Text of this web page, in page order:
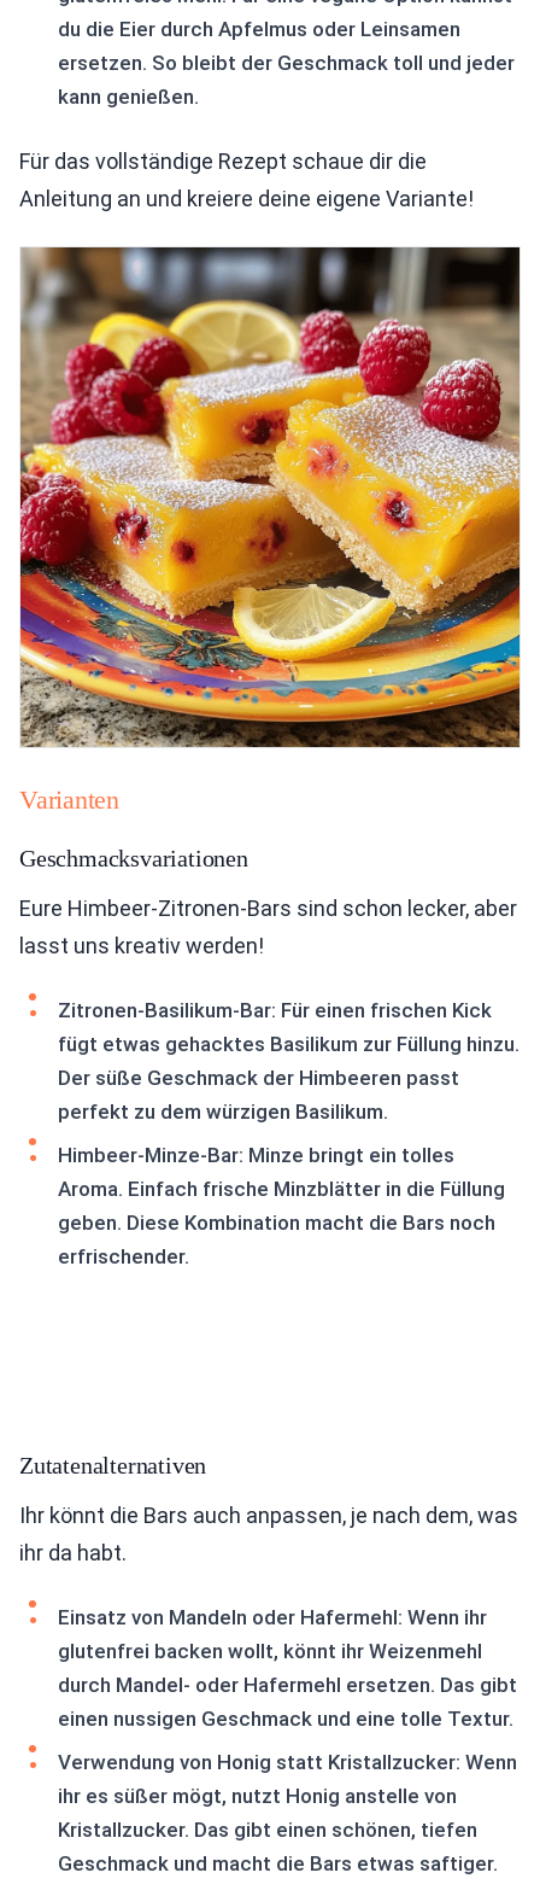
du die Eier durch Apfelmus oder Leinsamen
ersetzen. So bleibt der Geschmack toll und jeder
kann genießen.
Für das vollständige Rezept schaue dir die
Anleitung an und kreiere deine eigene Variante!
Varianten
Geschmacksvariationen
Eure Himbeer-Zitronen-Bars sind schon lecker, aber
lasst uns kreativ werden!
Zitronen-Basilikum-Bar: Für einen frischen Kick
fügt etwas gehacktes Basilikum zur Füllung hinzu.
Der süße Geschmack der Himbeeren passt
perfekt zu dem würzigen Basilikum.
Himbeer-Minze-Bar: Minze bringt ein tolles
Aroma. Einfach frische Minzblätter in die Füllung
geben. Diese Kombination macht die Bars noch
erfrischender.
Zutatenalternativen
Ihr könnt die Bars auch anpassen, je nach dem, was
ihr da habt.
Einsatz von Mandeln oder Hafermehl: Wenn ihr
glutenfrei backen wollt, könnt ihr Weizenmehl
durch Mandel- oder Hafermehl ersetzen. Das gibt
einen nussigen Geschmack und eine tolle Textur.
Verwendung von Honig statt Kristallzucker: Wenn
ihr es süßer mögt, nutzt Honig anstelle von
Kristallzucker. Das gibt einen schönen, tiefen
Geschmack und macht die Bars etwas saftiger.